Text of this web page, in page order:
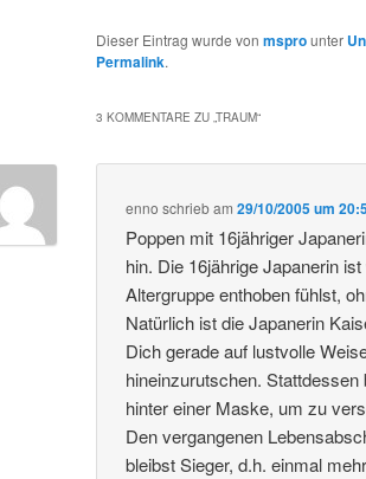
Dieser Eintrag wurde von msprounter
Permalink.
3 KOMMENTARE ZU „ TRAUM“
enno schriebam29/10/2005 um
Poppen mit 16jähriger
hin. Die 16jährige Japanerin
Altergruppe enthoben fühlst,
Natürlich ist die Japanerin
Dich gerade auf lustvolle
hineinzurutschen.
hinter einer Maske, um zu
Den vergangenen
bleibst Sieger, d.h. einmal